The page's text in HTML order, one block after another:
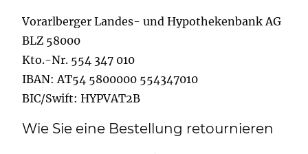
Vorarlberger Landes- und Hypothekenbank AG
BLZ 58000
Kto.-Nr. 554 347 010
IBAN: AT54 5800000 554347010
BIC/Swift: HYPVAT2B
Wie Sie eine Bestellung retournieren